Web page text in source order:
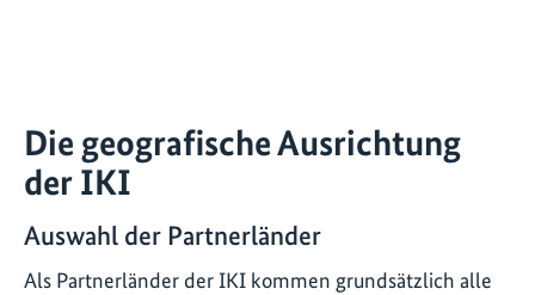
Die geografische Ausrichtung
der IKI
Auswahl der Partnerländer
Als Partnerländer der IKI kommen grundsätzlich alle